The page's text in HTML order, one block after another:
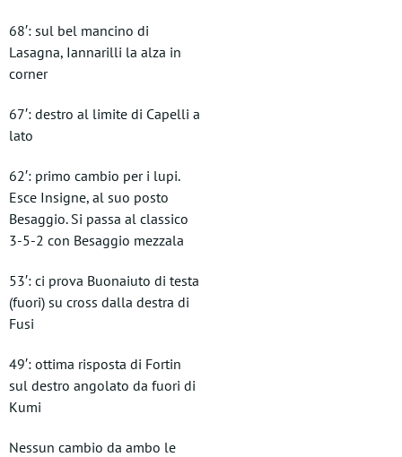
68′: sul bel mancino di
Lasagna, Iannarilli la alza in
corner
67′: destro al limite di Capelli a
lato
62′: primo cambio per i lupi.
Esce Insigne, al suo posto
Besaggio. Si passa al classico
3-5-2 con Besaggio mezzala
53′: ci prova Buonaiuto di testa
(fuori) su cross dalla destra di
Fusi
49′: ottima risposta di Fortin
sul destro angolato da fuori di
Kumi
Nessun cambio da ambo le